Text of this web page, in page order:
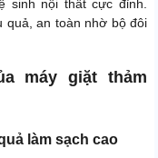
sinh nội thất cực đỉnh.
quả, an toàn nhờ bộ đôi
máy giặt thảm
làm sạch cao